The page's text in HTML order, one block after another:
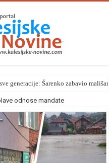
generacije: Šarenko zabavio
odnose mandate